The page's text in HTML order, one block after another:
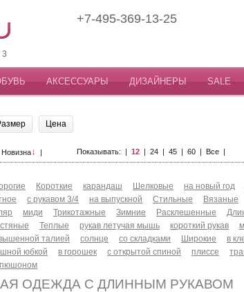
+7-495-369-13-25
АКСЕССУАРЫ ДИЗАЙНЕРЫ SALE
Цена
Новизна↓ | Показывать: | 12 | 24 | 45 | 60 | Все |
Короткие карандаш Шелковые на новый год
с рукавом 3/4 на выпускной Стильные Вязаные
миди Трикотажные Зимние Расклешенные
Теплые рукав летучая мышь короткий рукав
талией
солнце со складками Широкие в
юбкой
в горошек с открытой спиной плиссе
ОДЕЖДА С ДЛИННЫМ РУКАВОМ